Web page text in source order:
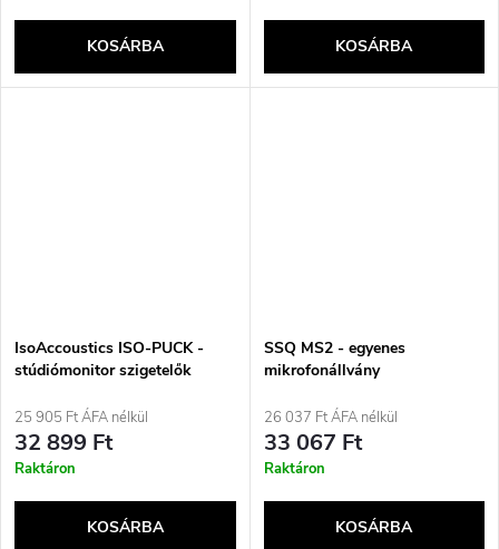
KOSÁRBA KOSÁRBA
IsoAccoustics ISO-PUCK -
stúdiómonitor szigetelők
25 905 Ft ÁFA nélkül
32 899 Ft
Raktáron
KOSÁRBA
SSQ MS2 - egyenes
mikrofonállvány
26 037 Ft ÁFA nélkül
33 067 Ft
Raktáron
KOSÁRBA